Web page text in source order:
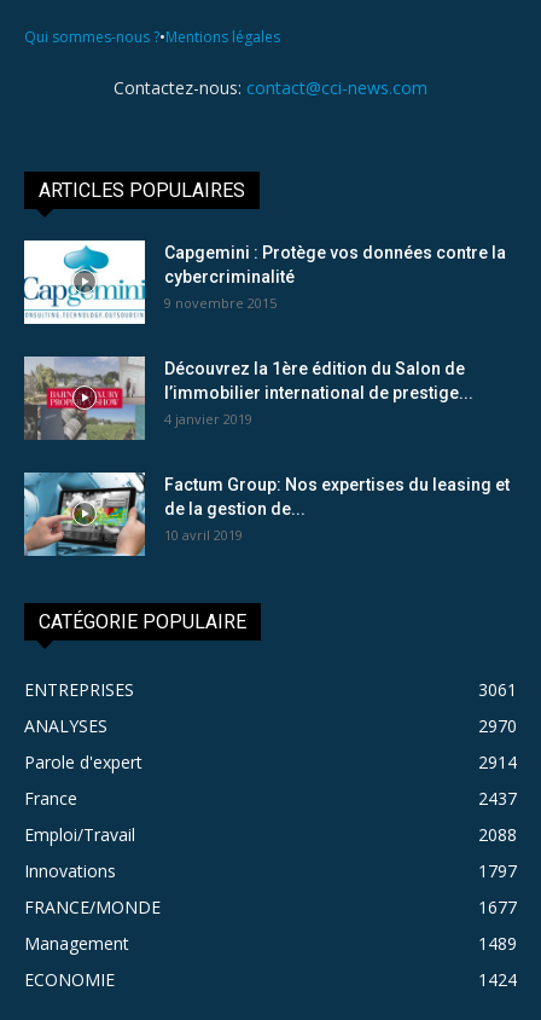
Qui sommes-nous ?•Mentions légales
Contactez-nous: contact@cci-news.com
ARTICLES POPULAIRES
Capgemini : Protège vos données contre la
cybercriminalité
9 novembre 2015
Découvrez la 1ère édition du Salon de
l’immobilier international de prestige...
4 janvier 2019
Factum Group: Nos expertises du leasing et
de la gestion de...
10 avril 2019
CATÉGORIE POPULAIRE
ENTREPRISES
3061
ANALYSES
2970
Parole d'expert
2914
France
2437
Emploi/Travail
2088
Innovations
1797
FRANCE/MONDE
1677
Management
1489
ECONOMIE
1424